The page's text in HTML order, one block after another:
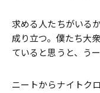
求める人たちがいる
成り立つ。僕たち大
ていると思うと、う
ニートからナイトク